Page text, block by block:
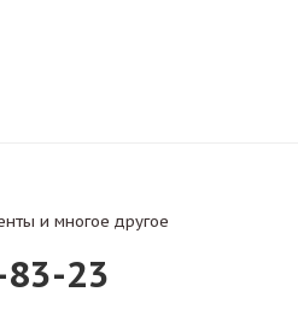
и многое другое
23